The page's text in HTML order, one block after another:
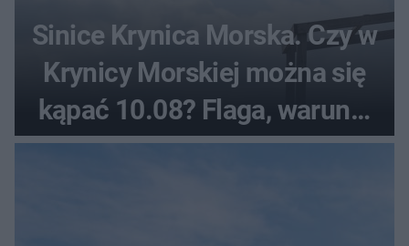
Sinice Krynica Morska. Czy w
Krynicy Morskiej można się
kąpać 10.08? Flaga, warunki
pogodowe